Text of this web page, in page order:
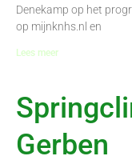
Denekamp op het
op mijnknhs.nl en
Lees meer
Gerben